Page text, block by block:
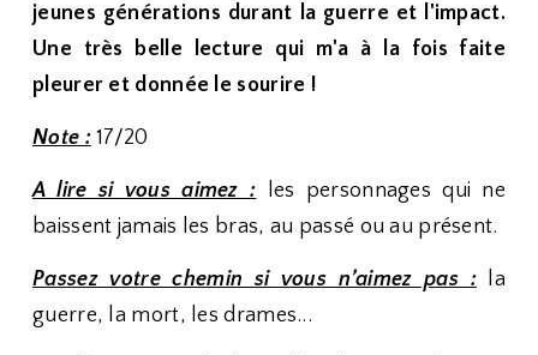
jeunes générations durant la guerre et l'impact.
Une très belle lecture qui m'a à la fois faite
pleurer et donnée le sourire !
Note :17/20
A lire si vous aimez : les personnages qui ne
baissent jamais les bras, au passé ou au présent.
Passez votre chemin si vous n’aimez pas :la
guerre, la mort, les drames...